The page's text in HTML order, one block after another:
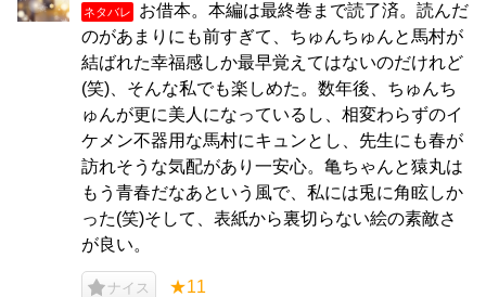
ネタバレ
お借本。本編は最終巻まで読了済。読んだ
のがあまりにも前すぎて、ちゅんちゅんと馬村が
結ばれた幸福感しか最早覚えてはないのだけれど
(笑)、そんな私でも楽しめた。数年後、ちゅんち
ゅんが更に美人になっているし、相変わらずのイ
ケメン不器用な馬村にキュンとし、先生にも春が
訪れそうな気配があり一安心。亀ちゃんと猿丸は
もう青春だなあという風で、私には兎に角眩しか
った(笑)そして、表紙から裏切らない絵の素敵さ
が良い。
ナイス ★11